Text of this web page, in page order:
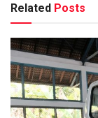
Related Posts